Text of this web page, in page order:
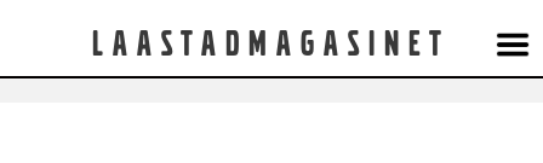
Laastadmagasinet